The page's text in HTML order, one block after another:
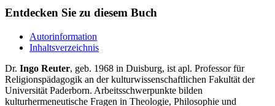
Entdecken Sie zu diesem Buch
Autorinformation
Inhaltsverzeichnis
Dr. Ingo Reuter, geb. 1968 in Duisburg, ist apl. Professor für
Religionspädagogik an der kulturwissenschaftlichen Fakultät der
Universität Paderborn. Arbeitsschwerpunkte bilden
kulturhermeneutische Fragen in Theologie, Philosophie und